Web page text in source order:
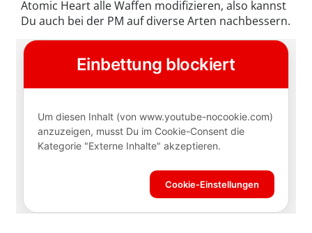
Atomic Heart alle Waffen modifizieren, also kannst
Du auch bei der PM auf diverse Arten nachbessern.